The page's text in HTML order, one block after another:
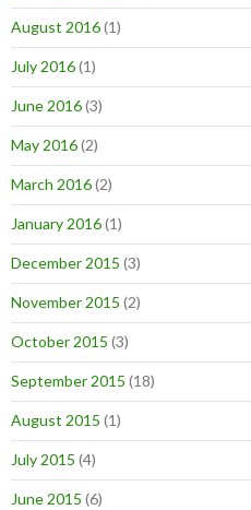
August 2016(1)
July 2016(1)
June 2016(3)
May 2016(2)
March 2016(2)
January 2016(1)
December 2015 (3)
November 2015 (2)
October 2015 (3)
September 2015 (18)
August 2015 (1)
July 2015 (4)
June 2015 (6)